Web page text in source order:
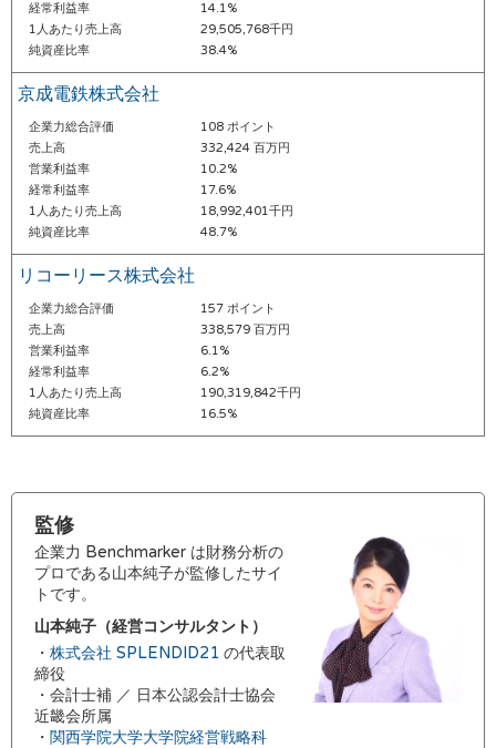
経常利益率
14.1%
1人あたり売上高
29,505,768千円
純資産比率
38.4%
京成電鉄株式会社
企業力総合評価
108 ポイント
売上高
332,424 百万円
営業利益率
10.2%
経常利益率
17.6%
1人あたり売上高
18,992,401千円
純資産比率
48.7%
リコーリース株式会社
企業力総合評価
157 ポイント
売上高
338,579 百万円
営業利益率
6.1%
経常利益率
6.2%
1人あたり売上高
190,319,842千円
純資産比率
16.5%
監修
企業力 Benchmarker は財務分析の
プロである山本純子が監修したサイ
トです。
山本純子（経営コンサルタント）
・ 株式会社 SPLENDID21 の代表取
締役
・会計士補 ／ 日本公認会計士協会
近畿会所属
・ 関西学院大学大学院経営戦略科